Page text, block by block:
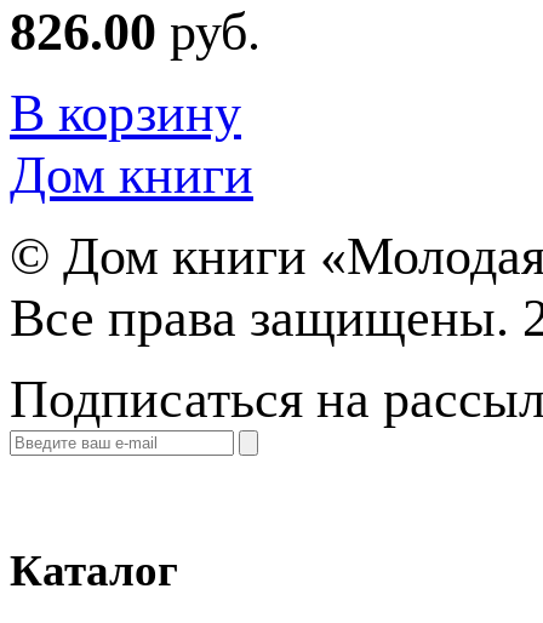
826.00 руб.
В корзину
Дом книги
© Дом книги
Все права защищены.
Подписаться на
Каталог